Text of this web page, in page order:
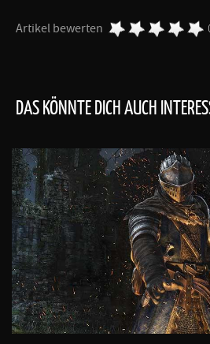
Artikel bewerten
DAS KÖNNTE DICH AUCH